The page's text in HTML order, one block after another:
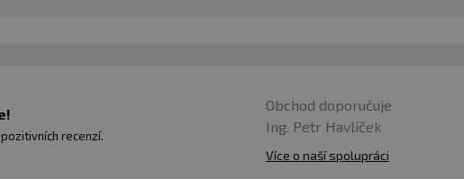
recenzí.
Obchod doporučuje
Ing. Petr Havlíček
Více o naší spolupráci